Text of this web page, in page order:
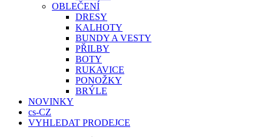
OBLEČENÍ
DRESY
KALHOTY
BUNDY A VESTY
PŘILBY
BOTY
RUKAVICE
PONOŽKY
BRÝLE
NOVINKY
cs-CZ
VYHLEDAT PRODEJCE